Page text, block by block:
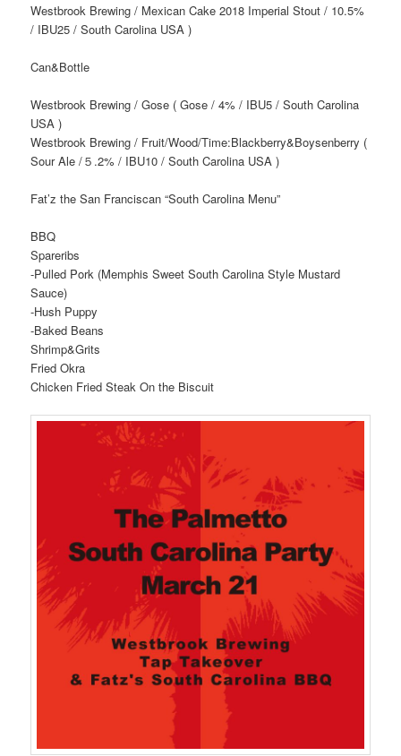
Westbrook Brewing / Mexican Cake 2018 Imperial Stout / 10.5%
/ IBU25 / South Carolina USA )
Can&Bottle
Westbrook Brewing / Gose ( Gose / 4% / IBU5 / South Carolina
USA )
Westbrook Brewing / Fruit/Wood/Time:Blackberry&Boysenberry (
Sour Ale /５.2% / IBU10 / South Carolina USA )
Fat’z the San Franciscan “South Carolina Menu”
BBQ
Spareribs
-Pulled Pork (Memphis Sweet South Carolina Style Mustard
Sauce)
-Hush Puppy
-Baked Beans
Shrimp&Grits
Fried Okra
Chicken Fried Steak On the Biscuit